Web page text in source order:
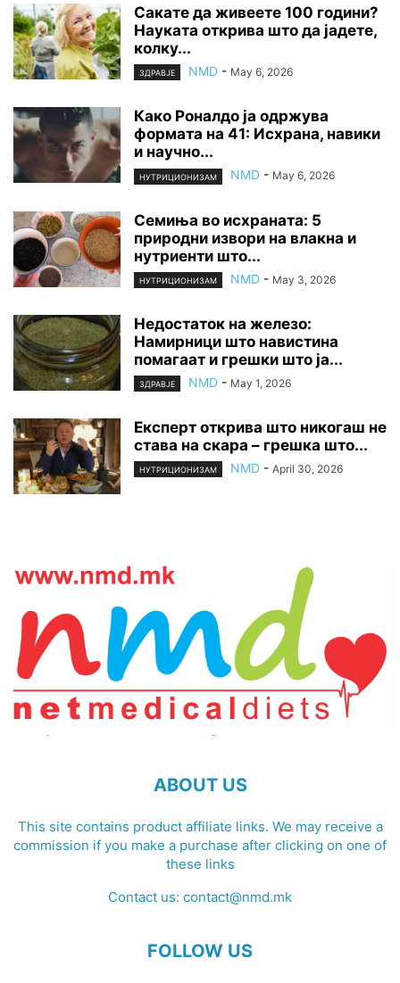
Сакате да живеете 100 години?
Науката открива што да јадете,
колку...
ЗДРАВЈЕ NMD - May 6, 2026
Како Роналдо ја одржува
формата на 41: Исхрана, навики
и научно...
НУТРИЦИОНИЗАМ NMD - May 6, 2026
Семиња во исхраната: 5
природни извори на влакна и
нутриенти што...
НУТРИЦИОНИЗАМ NMD - May 3, 2026
Недостаток на железо:
Намирници што навистина
помагаат и грешки што ја...
ЗДРАВЈЕ NMD - May 1, 2026
Експерт открива што никогаш не
става на скара – грешка што...
НУТРИЦИОНИЗАМ NMD - April 30, 2026
ABOUT US
This site contains product affiliate links. We may receive a
commission if you make a purchase after clicking on one of
these links
Contact us: contact@nmd.mk
FOLLOW US